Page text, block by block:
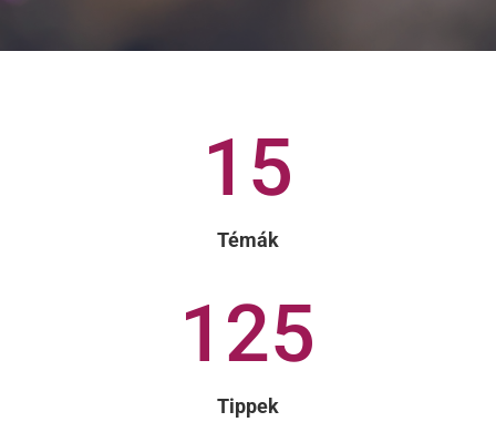
15
Témák
125
Tippek